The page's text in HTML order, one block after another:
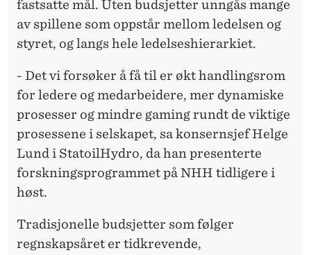
fastsatte mål. Uten budsjetter unngås mange
av spillene som oppstår mellom ledelsen og
styret, og langs hele ledelseshierarkiet.
- Det vi forsøker å få til er økt handlingsrom
for ledere og medarbeidere, mer dynamiske
prosesser og mindre gaming rundt de viktige
prosessene i selskapet, sa konsernsjef Helge
Lund i StatoilHydro, da han presenterte
forskningsprogrammet på NHH tidligere i
høst.
Tradisjonelle budsjetter som følger
regnskapsåret er tidkrevende,